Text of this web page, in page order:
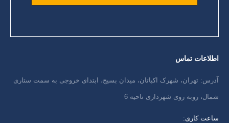
اطلاعات تماس
آدرس: تهران، شهرک اکباتان، میدان بسیج، ابتدای خروجی به سمت ستاری
شمال، روبه روی شهرداری ناحیه 6
ساعت کاری: